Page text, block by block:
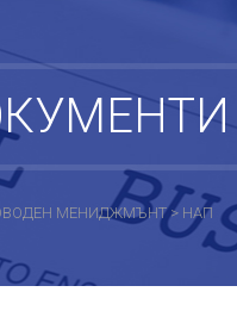
МЕНИДЖМЪНТ> НАП